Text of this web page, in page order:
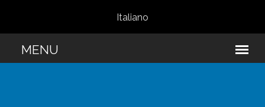
Italiano